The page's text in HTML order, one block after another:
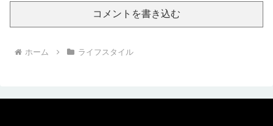
コメントを書き込む
ホーム ライフスタイル